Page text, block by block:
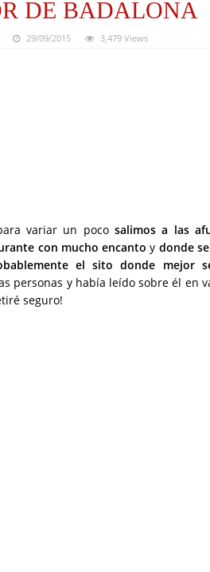
DE BADALONA
29/09/2015 3,479 Views
variar un pocosalimos a las
con mucho encanto y donde
el sito donde mejor
personas y había leído sobre él en
seguro!